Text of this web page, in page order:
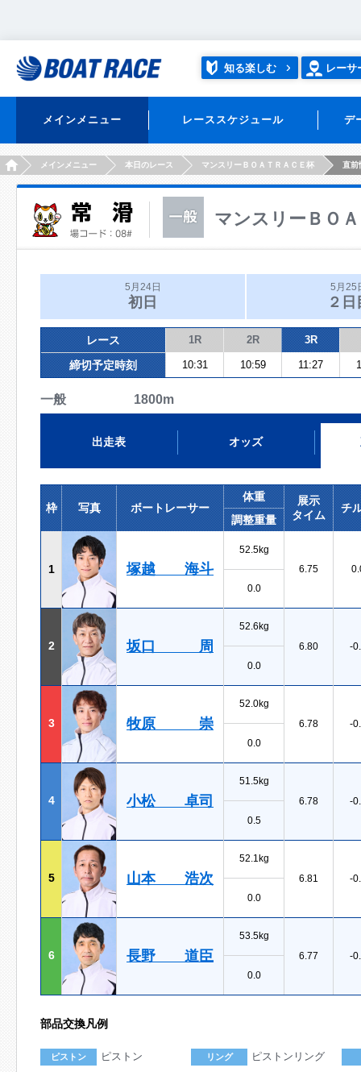
知る楽しむ レーサ
メインメニュー レーススケジュール デ
HOMEメインメニュー 本日のレース マンスリーＢＯＡＴＲＡＣＥ杯 直前
マンスリーＢＯ
5月24日
初日
5月25
２日
レース 1R 2R 3R
締切予定時刻 10:31 10:59 11:27
一般 1800m
出走表 オッズ
枠 写真 ボートレーサー
体重
展示
タイム
チ
調整重量
1 塚越 海斗
52.5kg
6.75
0.0
2 坂口 周
52.6kg
6.80
-
0.0
3 牧原 崇
52.0kg
6.78
-
0.0
4 小松 卓司
51.5kg
6.78
-
0.5
5 山本 浩次
52.1kg
6.81
-
0.0
6 長野 道臣
53.5kg
6.77
-
0.0
部品交換凡例
ピストン ピストン リング ピストンリング